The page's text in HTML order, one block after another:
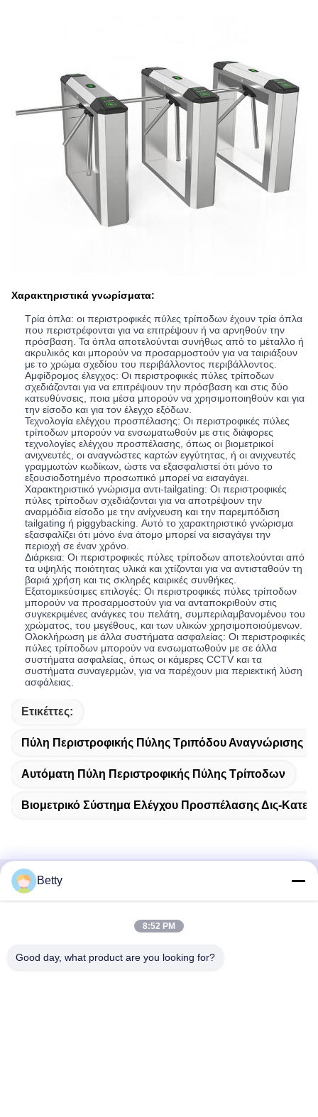
Χαρακτηριστικά γνωρίσματα:
Τρία όπλα: οι περιστροφικές πύλες τρίποδων έχουν τρία όπλα
που περιστρέφονται για να επιτρέψουν ή να αρνηθούν την
πρόσβαση. Τα όπλα αποτελούνται συνήθως από το μέταλλο ή
ακρυλικός και μπορούν να προσαρμοστούν για να ταιριάξουν
με το χρώμα σχεδίου του περιβάλλοντος περιβάλλοντος.
Αμφίδρομος έλεγχος: Οι περιστροφικές πύλες τρίποδων
σχεδιάζονται για να επιτρέψουν την πρόσβαση και στις δύο
κατευθύνσεις, ποια μέσα μπορούν να χρησιμοποιηθούν και για
την είσοδο και για τον έλεγχο εξόδων.
Τεχνολογία ελέγχου προσπέλασης: Οι περιστροφικές πύλες
τρίποδων μπορούν να ενσωματωθούν με στις διάφορες
τεχνολογίες ελέγχου προσπέλασης, όπως οι βιομετρικοί
ανιχνευτές, οι αναγνώστες καρτών εγγύτητας, ή οι ανιχνευτές
γραμμωτών κωδίκων, ώστε να εξασφαλιστεί ότι μόνο το
εξουσιοδοτημένο προσωπικό μπορεί να εισαγάγει.
Χαρακτηριστικό γνώρισμα αντι-tailgating: Οι περιστροφικές
πύλες τρίποδων σχεδιάζονται για να αποτρέψουν την
αναρμόδια είσοδο με την ανίχνευση και την παρεμπόδιση
tailgating ή piggybacking. Αυτό το χαρακτηριστικό γνώρισμα
εξασφαλίζει ότι μόνο ένα άτομο μπορεί να εισαγάγει την
περιοχή σε έναν χρόνο.
Διάρκεια: Οι περιστροφικές πύλες τρίποδων αποτελούνται από
τα υψηλής ποιότητας υλικά και χτίζονται για να αντισταθούν τη
βαριά χρήση και τις σκληρές καιρικές συνθήκες.
Εξατομικεύσιμες επιλογές: Οι περιστροφικές πύλες τρίποδων
μπορούν να προσαρμοστούν για να ανταποκριθούν στις
συγκεκριμένες ανάγκες του πελάτη, συμπεριλαμβανομένου του
χρώματος, του μεγέθους, και των υλικών χρησιμοποιούμενων.
Ολοκλήρωση με άλλα συστήματα ασφαλείας: Οι περιστροφικές
πύλες τρίποδων μπορούν να ενσωματωθούν με σε άλλα
συστήματα ασφαλείας, όπως οι κάμερες CCTV και τα
συστήματα συναγερμών, για να παρέχουν μια περιεκτική λύση
ασφάλειας.
Ετικέττες:
Πύλη Περιστροφικής Πύλης Τριπόδου Αναγνώρισης
Αυτόματη Πύλη Περιστροφικής Πύλης Τρίποδων
Βιομετρικό Σύστημα Ελέγχου Προσπέλασης Δις-
Γρήγορη επικοινωνία
Guangdong, Κίνα
Betty
8:52 PM
Good day, what product are you looking for?